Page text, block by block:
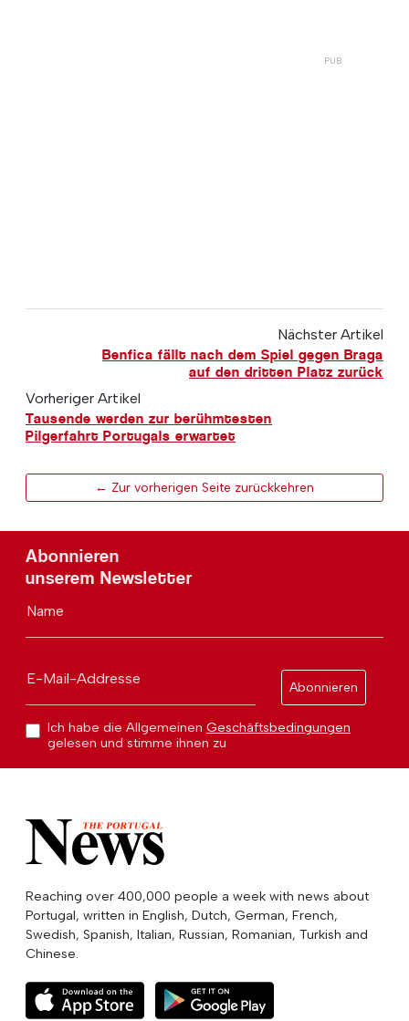
Nächster Artikel
Benfica fällt nach dem Spiel gegen Braga
auf den dritten Platz zurück
Vorheriger Artikel
Tausende werden zur berühmtesten
Pilgerfahrt Portugals erwartet
← Zur vorherigen Seite zurückkehren
Abonnieren
unserem Newsletter
Name
E-Mail-Addresse
Abonnieren
Ich habe die Allgemeinen Geschäftsbedingungen
gelesen und stimme ihnen zu
Reaching over 400,000 people a week with news about
Portugal, written in English, Dutch, German, French,
Swedish, Spanish, Italian, Russian, Romanian, Turkish and
Chinese.